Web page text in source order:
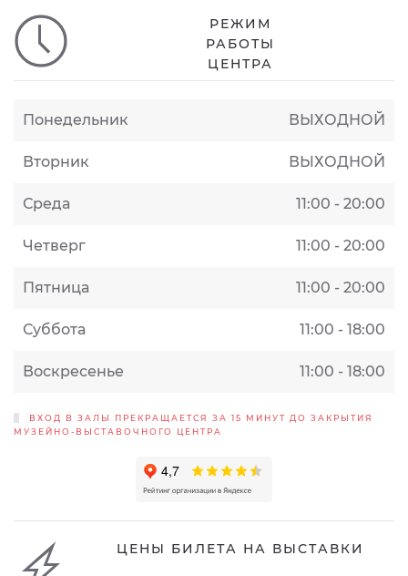
РЕЖИМ
РАБОТЫ
ЦЕНТРА
Понедельник ВЫХОДНОЙ
Вторник ВЫХОДНОЙ
Среда 11:00 - 20:00
Четверг 11:00 - 20:00
Пятница 11:00 - 20:00
Суббота 11:00 - 18:00
Воскресенье 11:00 - 18:00
ВХОД В ЗАЛЫ ПРЕКРАЩАЕТСЯ ЗА 15 МИНУТ ДО ЗАКРЫТИЯ
МУЗЕЙНО-ВЫСТАВОЧНОГО ЦЕНТРА
ЦЕНЫ БИЛЕТА НА ВЫСТАВКИ